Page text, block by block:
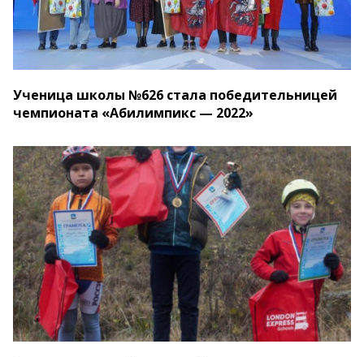
Ученица школы №626 стала победительницей
чемпионата «Абилимпикс — 2022»